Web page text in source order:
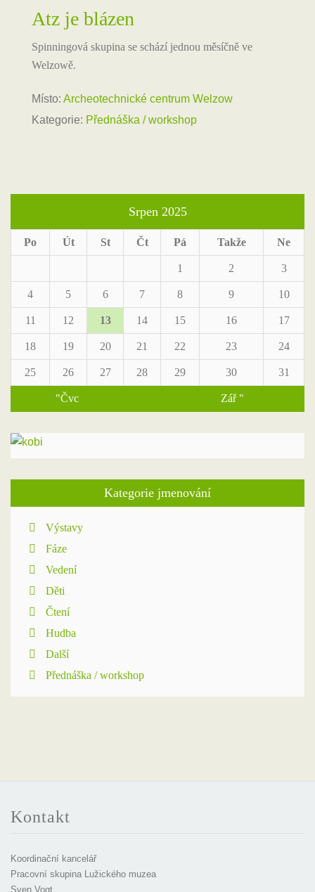
Atz je blázen
Spinningová skupina se schází jednou měsíčně ve
Welzowě.
Místo: Archeotechnické centrum Welzow
Kategorie: Přednáška / workshop
Srpen 2025
Po Út St Čt Pá Takže Ne
1 2 3
4 5 6 7 8 9 10
11 12 13 14 15 16 17
18 19 20 21 22 23 24
25 26 27 28 29 30 31
"Čvc Zář "
Kategorie jmenování
Výstavy
Fáze
Vedení
Děti
Čtení
Hudba
Další
Přednáška / workshop
Kontakt
Koordinační kancelář
Pracovní skupina Lužického muzea
Sven Vogt